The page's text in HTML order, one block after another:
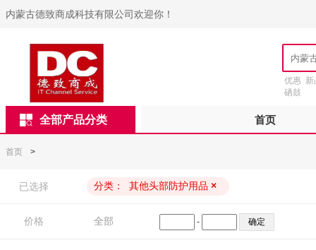
内蒙古德致商成科技有限公司欢迎你！
优惠 新
硒鼓
全部产品分类 首页
首页 >
已选择 分类： 其他头部防护用品 ×
价格 全部 -